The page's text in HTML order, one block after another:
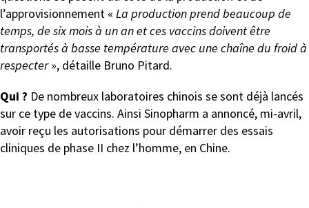
l’approvisionnement « La production prend beaucoup de
temps, de six mois à un an et ces vaccins doivent être
transportés à basse température avec une chaîne du froid à
respecter», détaille Bruno Pitard.
Qui ? De nombreux laboratoires chinois se sont déjà lancés
sur ce type de vaccins. Ainsi Sinopharm a annoncé, mi-avril,
avoir reçu les autorisations pour démarrer des essais
cliniques de phase II chez l’homme, en Chine.